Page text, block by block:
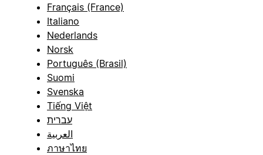
Français (France)
Italiano
Nederlands
Norsk
Português (Brasil)
Suomi
Svenska
Tiếng Việt
עברית
العربية
ภาษาไทย